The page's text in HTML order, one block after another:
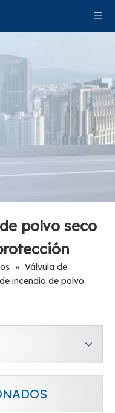
polvo seco
» Válvula de
incendio de polvo
Válvula de aleación de aluminio para extintor de polvo seco con certificación CE de la mejor venta